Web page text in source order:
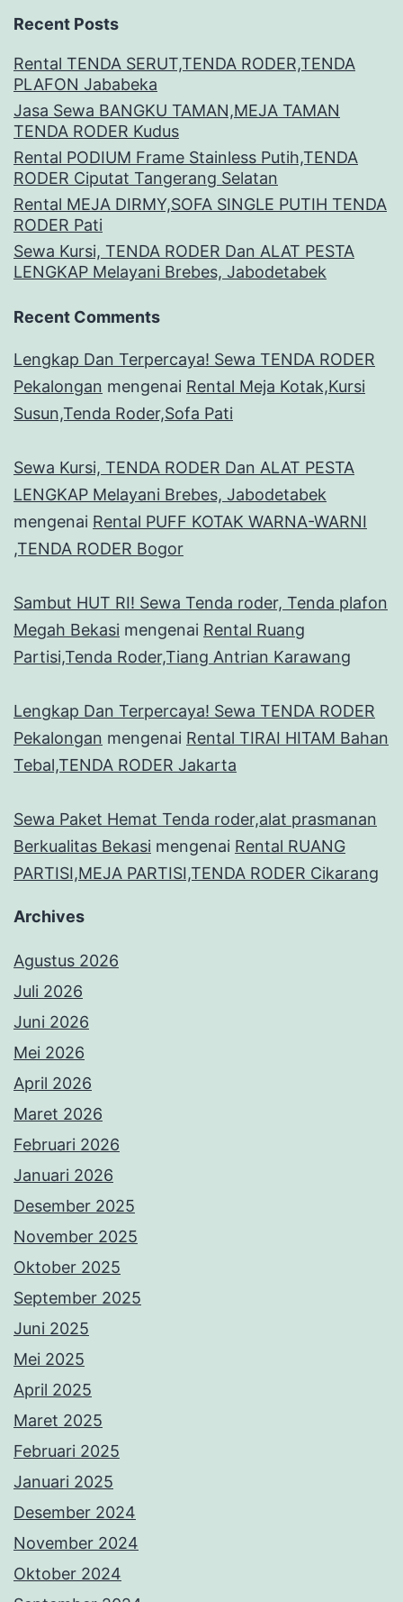
Recent Posts
Rental TENDA SERUT,TENDA RODER,TENDA
PLAFON Jababeka
Jasa Sewa BANGKU TAMAN,MEJA TAMAN
TENDA RODER Kudus
Rental PODIUM Frame Stainless Putih,TENDA
RODER Ciputat Tangerang Selatan
Rental MEJA DIRMY,SOFA SINGLE PUTIH TENDA
RODER Pati
Sewa Kursi, TENDA RODER Dan ALAT PESTA
LENGKAP Melayani Brebes, Jabodetabek
Recent Comments
Lengkap Dan Terpercaya! Sewa TENDA RODER
Pekalongan mengenai Rental Meja Kotak,Kursi
Susun,Tenda Roder,Sofa Pati
Sewa Kursi, TENDA RODER Dan ALAT PESTA
LENGKAP Melayani Brebes, Jabodetabek
mengenai Rental PUFF KOTAK WARNA-WARNI
,TENDA RODER Bogor
Sambut HUT RI! Sewa Tenda roder, Tenda plafon
Megah Bekasi mengenai Rental Ruang
Partisi,Tenda Roder,Tiang Antrian Karawang
Lengkap Dan Terpercaya! Sewa TENDA RODER
Pekalongan mengenai Rental TIRAI HITAM Bahan
Tebal,TENDA RODER Jakarta
Sewa Paket Hemat Tenda roder,alat prasmanan
Berkualitas Bekasi mengenai Rental RUANG
PARTISI,MEJA PARTISI,TENDA RODER Cikarang
Archives
Agustus 2026
Juli 2026
Juni 2026
Mei 2026
April 2026
Maret 2026
Februari 2026
Januari 2026
Desember 2025
November 2025
Oktober 2025
September 2025
Juni 2025
Mei 2025
April 2025
Maret 2025
Februari 2025
Januari 2025
Desember 2024
November 2024
Oktober 2024